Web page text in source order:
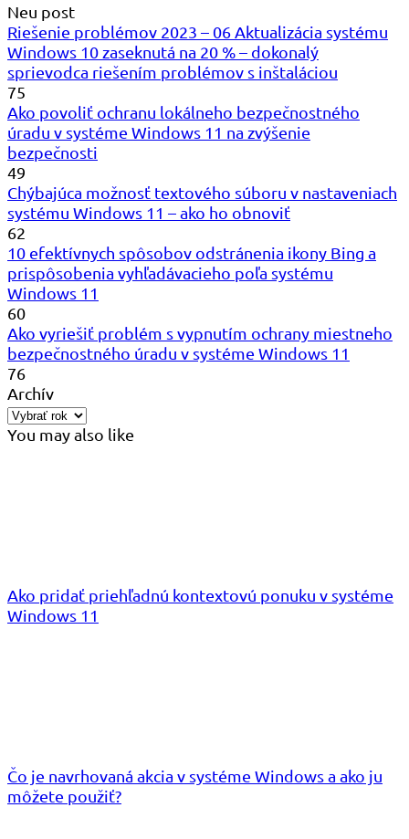
Neu post
Riešenie problémov 2023 – 06 Aktualizácia systému
Windows 10 zaseknutá na 20 % – dokonalý
sprievodca riešením problémov s inštaláciou
75
Ako povoliť ochranu lokálneho bezpečnostného
úradu v systéme Windows 11 na zvýšenie
bezpečnosti
49
Chýbajúca možnosť textového súboru v nastaveniach
systému Windows 11 – ako ho obnoviť
62
10 efektívnych spôsobov odstránenia ikony Bing a
prispôsobenia vyhľadávacieho poľa systému
Windows 11
60
Ako vyriešiť problém s vypnutím ochrany miestneho
bezpečnostného úradu v systéme Windows 11
76
Archív
You may also like
Ako pridať priehľadnú kontextovú ponuku v systéme
Windows 11
Čo je navrhovaná akcia v systéme Windows a ako ju
môžete použiť?